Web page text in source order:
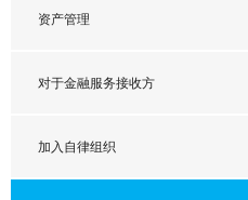
资产管理
对于金融服务接收方
加入自律组织